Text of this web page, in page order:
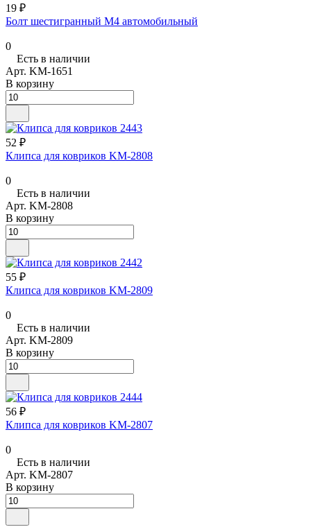
19 ₽
Болт шестигранный М4 автомобильный
0
Есть в наличии
Арт. KM-1651
В корзину
52 ₽
Клипса для ковриков KM-2808
0
Есть в наличии
Арт. KM-2808
В корзину
55 ₽
Клипса для ковриков KM-2809
0
Есть в наличии
Арт. KM-2809
В корзину
56 ₽
Клипса для ковриков KM-2807
0
Есть в наличии
Арт. KM-2807
В корзину